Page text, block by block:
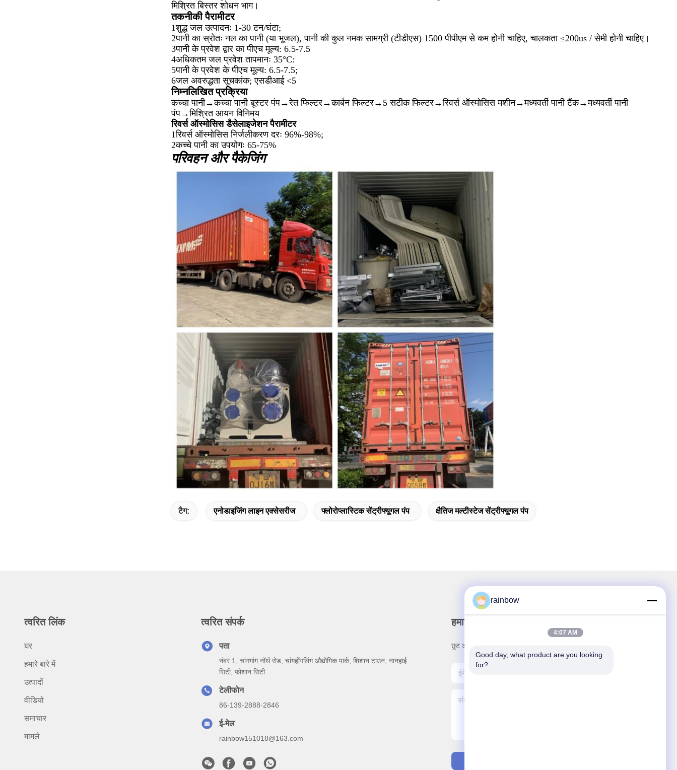
मिश्रित बिस्तर शोधन भाग।
तकनीकी पैरामीटर
1शुद्ध जल उत्पादनः 1-30 टन/घंटा;
2पानी का स्रोतः नल का पानी (या भूजल), पानी की कुल नमक सामग्री (टीडीएस) 1500 पीपीएम से कम होनी चाहिए, चालकता ≤200us / सेमी होनी चाहिए।
3पानी के प्रवेश द्वार का पीएच मूल्य: 6.5-7.5
4अधिकतम जल प्रवेश तापमानः 35°C:
5पानी के प्रवेश के पीएच मूल्य: 6.5-7.5;
6जल अवरुद्धता सूचकांक; एसडीआई <5
निम्नलिखित प्रक्रिया
कच्चा पानी→कच्चा पानी बूस्टर पंप→रेत फिल्टर→कार्बन फिल्टर→5 सटीक फिल्टर→रिवर्स ऑस्मोसिस मशीन→मध्यवर्ती पानी टैंक→मध्यवर्ती पानी
पंप→मिश्रित आयन विनिमय
रिवर्स ऑस्मोसिस डैसेलाइजेशन पैरामीटर
1रिवर्स ऑस्मोसिस निर्जलीकरण दरः 96%-98%;
2कच्चे पानी का उपयोगः 65-75%
परिवहन और पैकेजिंग
टैग: एनोडाइजिंग लाइन एक्सेसरीज फ्लोरोप्लास्टिक सेंट्रीफ्यूगल पंप क्षैतिज मल्टीस्टेज सेंट्रीफ्यूगल पंप
त्वरित लिंक
घर
हमारे बारे में
उत्पादों
वीडियो
समाचार
मामले
त्वरित संपर्क
पता
नंबर 1, चांगगांग नॉर्थ रोड, चांगहोंगलिंग औद्योगिक पार्क, शिशान टाउन, नानहाई
सिटी, फ़ोशान सिटी
टेलीफोन
86-139-2888-2846
ई-मेल
rainbow151018@163.com
हमारा न्यूज़लैटर
छूट और अधिक के लिए हमारे न्यूज़लेटर की सदस्यता लें।
rainbow
4:07 AM
Good day, what product are you looking
for?